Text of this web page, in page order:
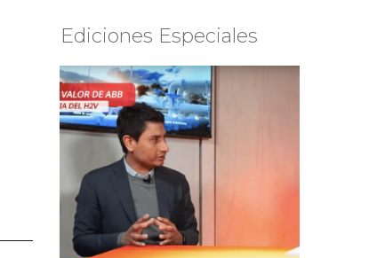
Ediciones Especiales